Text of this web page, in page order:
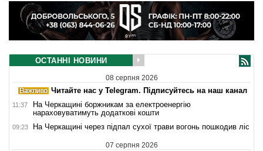
ОСТАННІ НОВИНИ
08 серпня 2026
Читайте нас у Telegram. Підписуйтесь на наш канал
11:37
На Черкащині боржникам за електроенергію
нараховуватимуть додаткові кошти
09:23 На Черкащині через підпал сухої трави вогонь пошкодив ліс
07 серпня 2026